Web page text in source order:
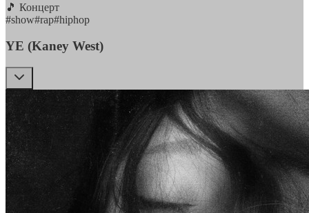
🎵 Концерт
#show#rap#hiphop
YE (Kaney West)